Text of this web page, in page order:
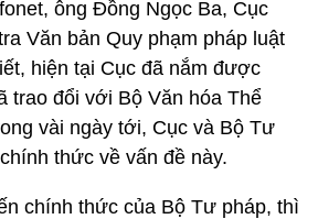
ông Đồng Ngọc Ba, Cục
Văn bản Quy phạm pháp luật
hiện tại Cục đã nắm được
trao đổi với Bộ Văn hóa Thể
vài ngày tới, Cục và Bộ Tư
thức về vấn đề này.
chính thức của Bộ Tư pháp, thì